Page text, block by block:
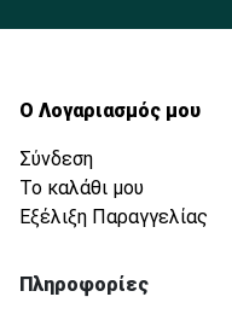
Ο Λογαριασμός μου
Σύνδεση
Το καλάθι μου
Εξέλιξη Παραγγελίας
Πληροφορίες